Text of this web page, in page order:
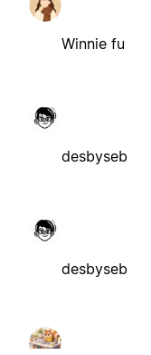
Winnie fu
desbyseb
desbyseb